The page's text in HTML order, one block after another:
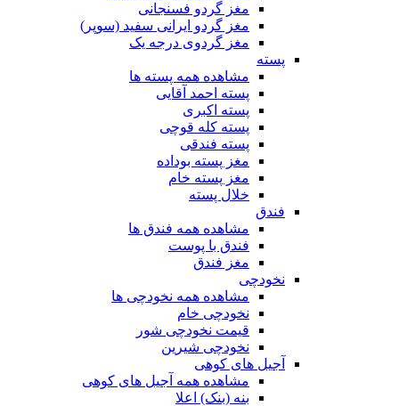
مغز گردو فسنجانی
مغز گردو ایرانی سفید (سوپر)
مغز گردوی درجه یک
پسته
مشاهده همه پسته ها
پسته احمد آقایی
پسته اکبری
پسته کله قوچی
پسته فندقی
مغز پسته بوداده
مغز پسته خام
خلال پسته
فندق
مشاهده همه فندق ها
فندق با پوست
مغز فندق
نخودچی
مشاهده همه نخودچی ها
نخودچی خام
قیمت نخودچی شور
نخودچی شیرین
آجیل های کوهی
مشاهده همه آجیل های کوهی
بنه (بنک) اعلا